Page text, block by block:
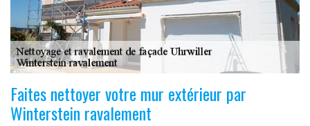
Faites nettoyer votre mur extérieur par
Winterstein ravalement